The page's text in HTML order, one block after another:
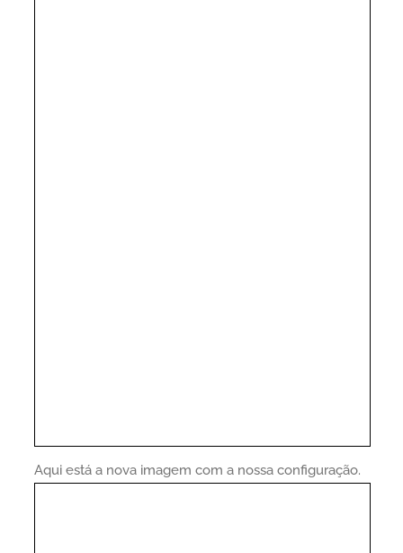
Aqui está a nova imagem com a nossa configuração.